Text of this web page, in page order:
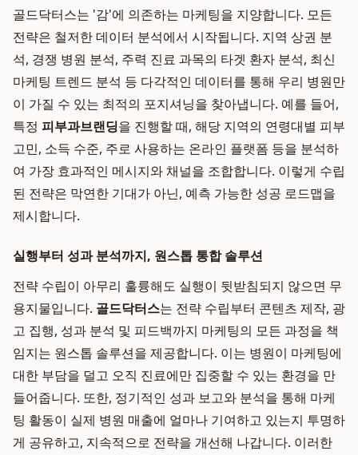
골드닥터스는 '감'에 의존하는 마케팅을 지양합니다. 모든
전략은 철저한 데이터 분석에서 시작됩니다. 지역 상권 분
석, 경쟁 병원 분석, 주력 진료 과목의 타겟 환자 분석, 최신
마케팅 트렌드 분석 등 다각적인 데이터를 통해 우리 병원만
이 가질 수 있는 최적의 포지셔닝을 찾아냅니다. 예를 들어,
특정 피부과브랜딩을 진행할 때, 해당 지역의 연령대별 피부
고민, 소득 수준, 주로 사용하는 온라인 플랫폼 등을 분석하
여 가장 효과적인 메시지와 채널을 조합합니다. 이렇게 수립
된 전략은 막연한 기대가 아닌, 예측 가능한 성공 로드맵을
제시합니다.
실행부터 성과 분석까지, 원스톱 통합 솔루션
전략 수립이 아무리 훌륭해도 실행이 뒷받침되지 않으면 무
용지물입니다. 골드닥터스는 전략 수립부터 콘텐츠 제작, 광
고 집행, 성과 분석 및 피드백까지 마케팅의 모든 과정을 책
임지는 원스톱 솔루션을 제공합니다. 이는 병원이 마케팅에
대한 부담을 덜고 오직 진료에만 집중할 수 있는 환경을 만
들어줍니다. 또한, 정기적인 성과 보고와 분석을 통해 마케
팅 활동이 실제 병원 매출에 얼마나 기여하고 있는지 투명하
게 공유하고, 지속적으로 전략을 개선해 나갑니다. 이러한